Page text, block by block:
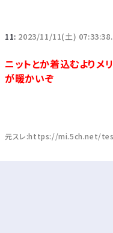
11: 2023/11/11(土)
ニットとか着込むよりメ
が暖かいぞ
元スレ:https://mi.5ch.net/